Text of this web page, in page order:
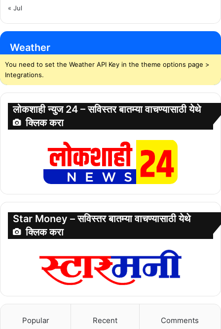
« Jul
Weather
You need to set the Weather API Key in the theme options page >
Integrations.
लोकशाही न्युज 24 – सविस्तर बातम्या वाचण्यासाठी येथे
क्लिक करा
Star Money – सविस्तर बातम्या वाचण्यासाठी येथे
क्लिक करा
Popular Recent Comments